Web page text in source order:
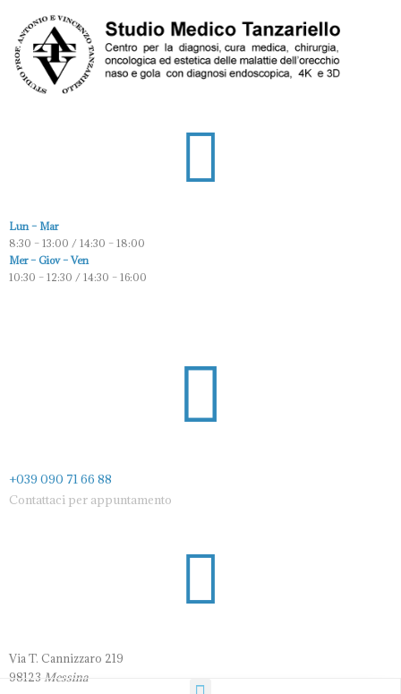
Lun – Mar
8:30 – 13:00 / 14:30 – 18:00
Mer – Giov – Ven
10:30 – 12:30 / 14:30 – 16:00
+039 090 71 66 88
Contattaci per appuntamento
Via T. Cannizzaro 219
98123 Messina